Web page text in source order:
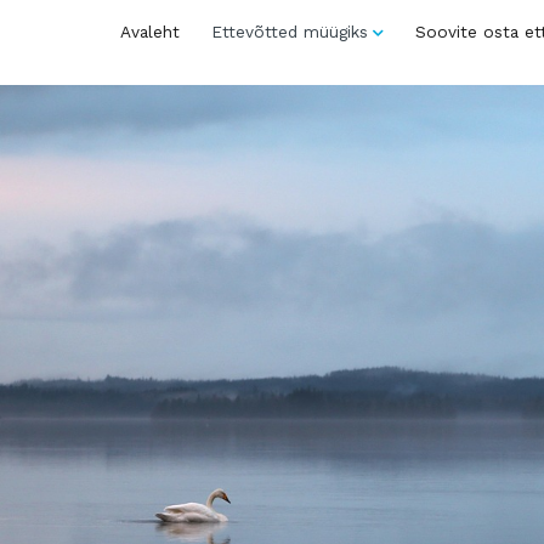
Avaleht Ettevõtted müügiks Soovite osta